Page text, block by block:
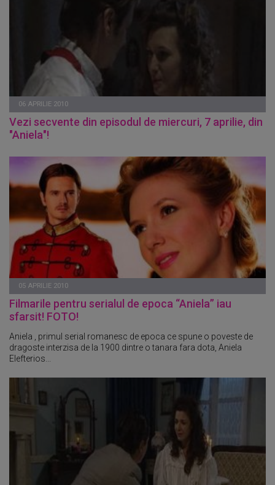
06 APRILIE 2010
Vezi secvente din episodul de miercuri, 7 aprilie, din
"Aniela"!
05 APRILIE 2010
Filmarile pentru serialul de epoca “Aniela” iau
sfarsit! FOTO!
Aniela , primul serial romanesc de epoca ce spune o poveste de
dragoste interzisa de la 1900 dintre o tanara fara dota, Aniela
Elefterios...